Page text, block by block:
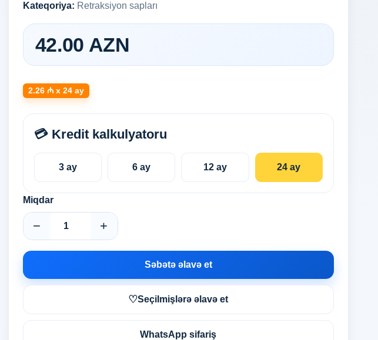
Kateqoriya: Retraksiyon sapları
42.00 AZN
2.26 ₼ x 24 ay
💳 Kredit kalkulyatoru
3 ay 6 ay 12 ay 24 ay
Miqdar
− +
Səbətə əlavə et
♡Seçilmişlərə əlavə et
WhatsApp sifariş